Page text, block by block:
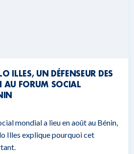
ILLES, UN DÉFENSEUR DES
AU FORUM SOCIAL
mondial a lieu en août au Bénin,
Illes explique pourquoi cet